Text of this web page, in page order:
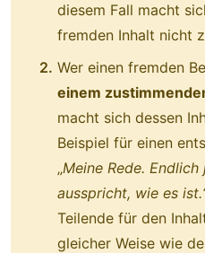
diesem Fall macht
fremden Inhalt nicht
Wer einen fremden
einem
macht sich dessen
Beispiel für einen
„Meine Rede.
ausspricht, wie es
Teilende für den
gleicher Weise wie